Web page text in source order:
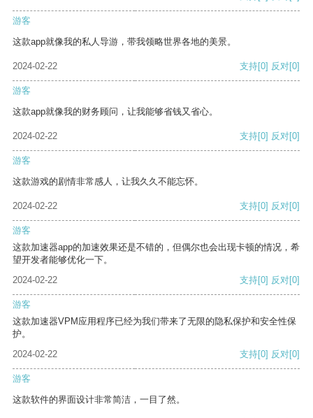
游客
这款app就像我的私人导游，带我领略世界各地的美景。
2024-02-22 支持[0] 反对[0]
游客
这款app就像我的财务顾问，让我能够省钱又省心。
2024-02-22 支持[0] 反对[0]
游客
这款游戏的剧情非常感人，让我久久不能忘怀。
2024-02-22 支持[0] 反对[0]
游客
这款加速器app的加速效果还是不错的，但偶尔也会出现卡顿的情况，希
望开发者能够优化一下。
2024-02-22
支持[0] 反对[0]
游客
这款加速器VPM应用程序已经为我们带来了无限的隐私保护和安全性保
护。
2024-02-22
支持[0] 反对[0]
游客
这款软件的界面设计非常简洁，一目了然。